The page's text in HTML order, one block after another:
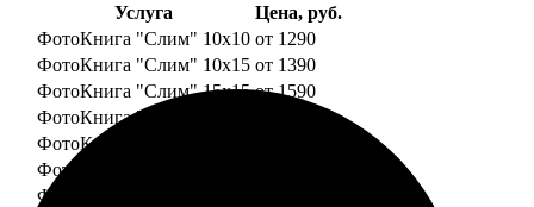
Услуга
Цена, руб.
ФотоКнига "Слим" 10x10 от 1290
ФотоКнига "Слим" 10x15 от 1390
ФотоКнига "Слим" 15x15 от 1590
ФотоКнига "Слим" 15x20
ФотоКнига "Слим" 20x20
ФотоКнига "Слим" 20x30
ФотоКнига "Слим" 25x25